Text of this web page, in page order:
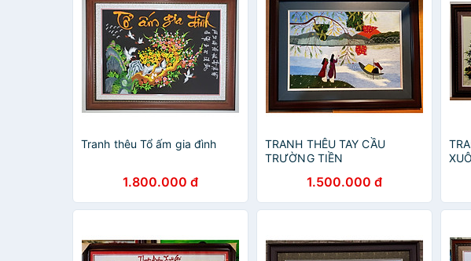
Tranh thêu Tổ ấm gia đình
1.800.000 đ
TRANH THÊU TAY CẦU
TRƯỜNG TIỀN
1.500.000 đ